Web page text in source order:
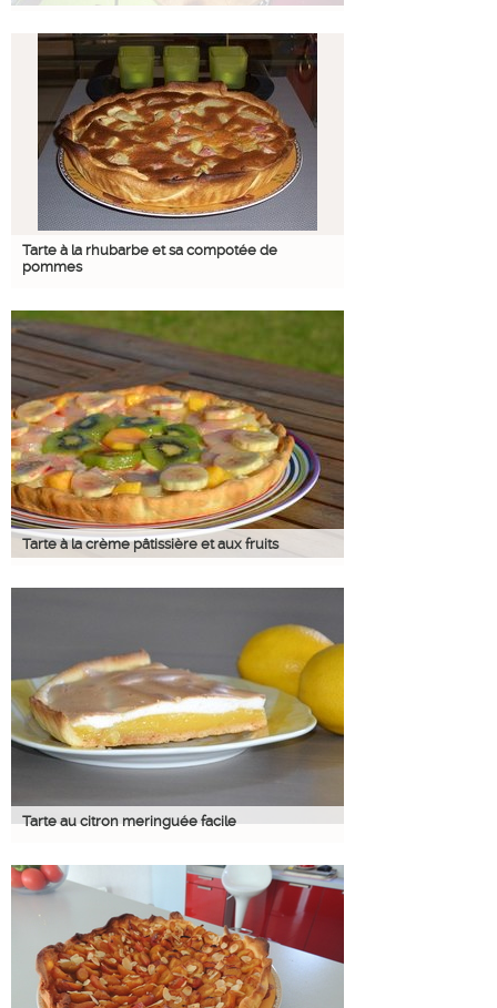
Tarte à la rhubarbe et sa compotée de
pommes
Tarte à la crème pâtissière et aux fruits
Tarte au citron meringuée facile